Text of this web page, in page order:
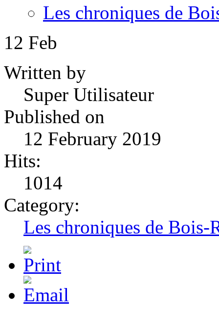
Les chroniques de
12 Feb
Written by
Super Utilisateur
Published on
12 February 2019
Hits:
1014
Category:
Les chroniques de Bois-